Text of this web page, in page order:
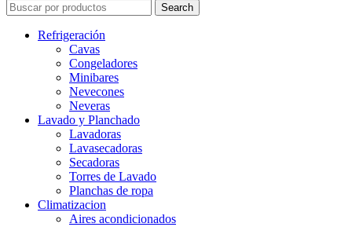
Search
Refrigeración
Cavas
Congeladores
Minibares
Nevecones
Neveras
Lavado y Planchado
Lavadoras
Lavasecadoras
Secadoras
Torres de Lavado
Planchas de ropa
Climatizacion
Aires acondicionados